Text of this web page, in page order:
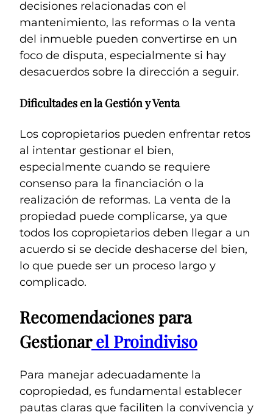
decisiones relacionadas con el
mantenimiento, las reformas o la venta
del inmueble pueden convertirse en un
foco de disputa, especialmente si hay
desacuerdos sobre la dirección a seguir.
Dificultades en la Gestión y Venta
Los copropietarios pueden enfrentar retos
al intentar gestionar el bien,
especialmente cuando se requiere
consenso para la financiación o la
realización de reformas. La venta de la
propiedad puede complicarse, ya que
todos los copropietarios deben llegar a un
acuerdo si se decide deshacerse del bien,
lo que puede ser un proceso largo y
complicado.
Recomendaciones para
Gestionarel Proindiviso
Para manejar adecuadamente la
copropiedad, es fundamental establecer
pautas claras que faciliten la convivencia y